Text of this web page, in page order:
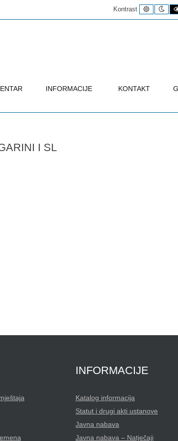
Kontrast
kontrast
INFORMACIJE KONTAKT
I SL
INFORMACIJE
Katalog informacija
Statut i drugi akti ustanove
Javna nabava
Javna nabava – Natječaji